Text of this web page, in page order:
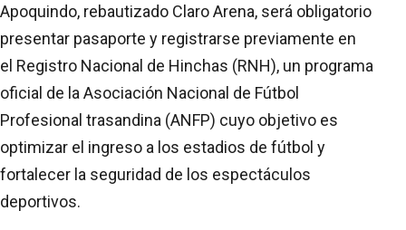
Apoquindo, rebautizado Claro Arena, será obligatorio
presentar pasaporte y registrarse previamente en
el Registro Nacional de Hinchas (RNH), un programa
oficial de la Asociación Nacional de Fútbol
Profesional trasandina (ANFP) cuyo objetivo es
optimizar el ingreso a los estadios de fútbol y
fortalecer la seguridad de los espectáculos
deportivos.